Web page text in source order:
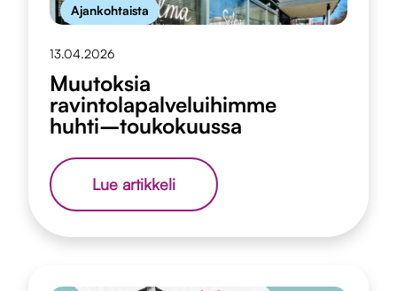
Ajankohtaista
13.04.2026
Muutoksia
ravintolapalveluihimme
huhti–toukokuussa
Lue artikkeliMuutoksia
ravintolapalveluihimme
huhti–
toukokuussa